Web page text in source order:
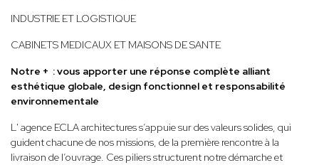
INDUSTRIE ET LOGISTIQUE
CABINETS MEDICAUX ET MAISONS DE SANTE
Notre + : vous apporter une réponse complète alliant
esthétique globale, design fonctionnel et responsabilité
environnementale
L' agence ECLA architectures s’appuie sur des valeurs solides, qui
guident chacune de nos missions, de la première rencontre à la
livraison de l’ouvrage. Ces piliers structurent notre démarche et